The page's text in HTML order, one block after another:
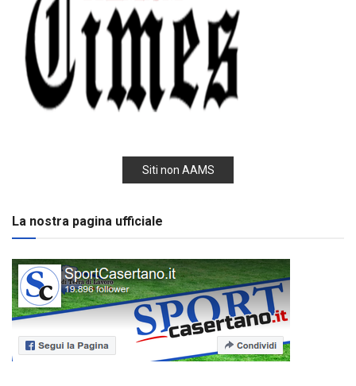
Siti non AAMS
La nostra pagina ufficiale